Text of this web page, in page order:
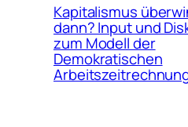
Kapitalismus
dann? Input und
zum Modell der
Demokratischen